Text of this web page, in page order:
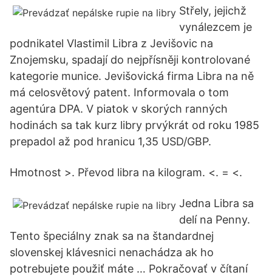
Střely, jejichž
vynálezcem je
podnikatel Vlastimil Libra z Jevišovic na
Znojemsku, spadají do nejpřísněji kontrolované
kategorie munice. Jevišovická firma Libra na ně
má celosvětový patent. Informovala o tom
agentúra DPA. V piatok v skorých ranných
hodinách sa tak kurz libry prvýkrát od roku 1985
prepadol až pod hranicu 1,35 USD/GBP.
Hmotnost >. Převod libra na kilogram. <. = <.
Jedna Libra sa
delí na Penny.
Tento špeciálny znak sa na štandardnej
slovenskej klávesnici nenachádza ak ho
potrebujete použiť máte … Pokračovať v čítaní